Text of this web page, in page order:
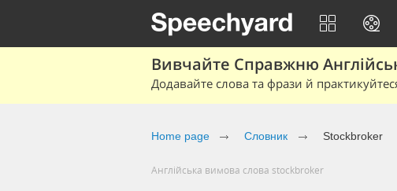
Вивчайте Справжню
Додавайте слова та фрази й
Home page Cловник Stockbroker
Англійська вимова слова stockbroker